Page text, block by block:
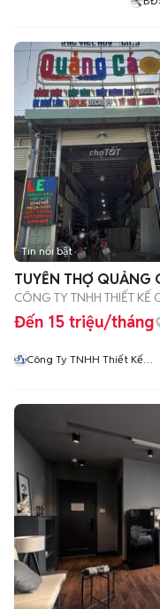
Tin nổi bật
TUYỂN THỢ QUẢNG
CÔNG TY TNHH THIẾT
Đến 15 triệu/tháng
Công Ty TNHH Thiết Kế